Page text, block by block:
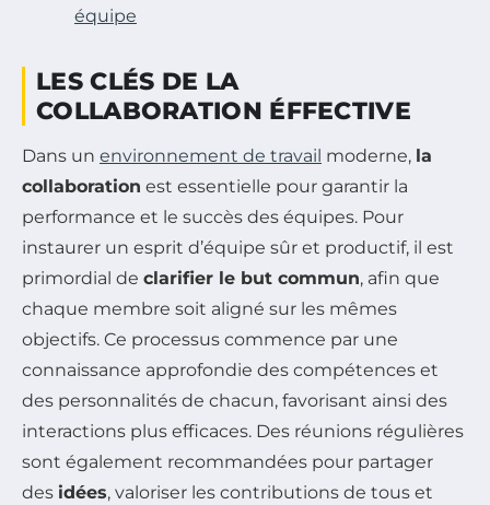
équipe
LES CLÉS DE LA
COLLABORATION ÉFFECTIVE
Dans un environnement de travail moderne, la
collaboration est essentielle pour garantir la
performance et le succès des équipes. Pour
instaurer un esprit d’équipe sûr et productif, il est
primordial de clarifier le but commun, afin que
chaque membre soit aligné sur les mêmes
objectifs. Ce processus commence par une
connaissance approfondie des compétences et
des personnalités de chacun, favorisant ainsi des
interactions plus efficaces. Des réunions régulières
sont également recommandées pour partager
des idées, valoriser les contributions de tous et